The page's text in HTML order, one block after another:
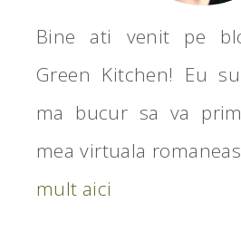
Bine ati venit pe
Green Kitchen! Eu
ma bucur sa va
mea virtuala
mult aici